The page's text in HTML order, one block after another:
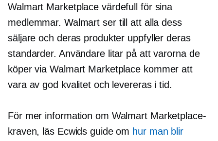
Walmart Marketplace värdefull för sina
medlemmar. Walmart ser till att alla dess
säljare och deras produkter uppfyller deras
standarder. Användare litar på att varorna de
köper via Walmart Marketplace kommer att
vara av god kvalitet och levereras i tid.
För mer information om Walmart Marketplace-
kraven, läs Ecwids guide om hur man blir